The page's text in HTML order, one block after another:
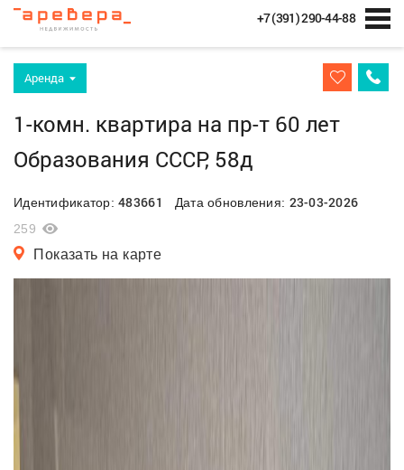
+7 (391) 290-44-88
Аренда
1-комн. квартира на пр-т 60 лет
Образования СССР, 58д
Идентификатор:483661 Дата обновления: 23-03-2026
259
Показать на карте